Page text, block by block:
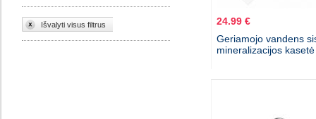
Išvalyti visus filtrus
24.99 €
Geriamojo vandens
mineralizacijos